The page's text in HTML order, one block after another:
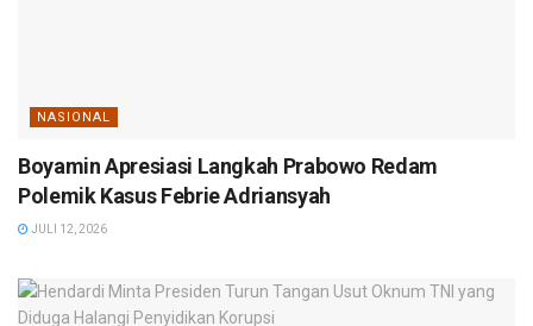
NASIONAL
Boyamin Apresiasi Langkah Prabowo Redam
Polemik Kasus Febrie Adriansyah
JULI 12, 2026